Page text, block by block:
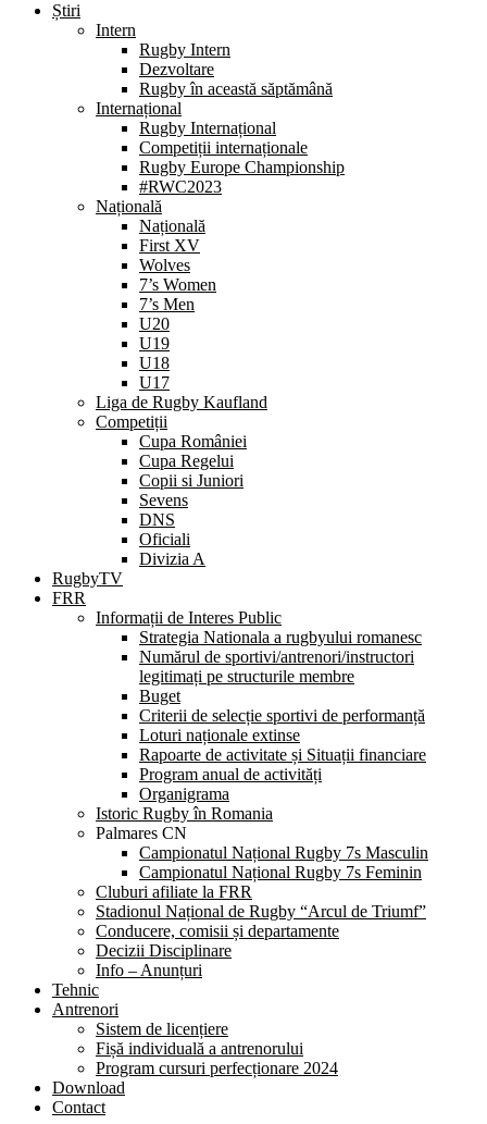
Știri
Intern
Rugby Intern
Dezvoltare
Rugby în această săptămână
Internațional
Rugby Internațional
Competiții internaționale
Rugby Europe Championship
#RWC2023
Națională
Națională
First XV
Wolves
7’s Women
7’s Men
U20
U19
U18
U17
Liga de Rugby Kaufland
Competiții
Cupa României
Cupa Regelui
Copii si Juniori
Sevens
DNS
Oficiali
Divizia A
RugbyTV
FRR
Informații de Interes Public
Strategia Nationala a rugbyului romanesc
Numărul de sportivi/antrenori/instructori
legitimați pe structurile membre
Buget
Criterii de selecție sportivi de performanță
Loturi naționale extinse
Rapoarte de activitate și Situații financiare
Program anual de activități
Organigrama
Istoric Rugby în Romania
Palmares CN
Campionatul Național Rugby 7s Masculin
Campionatul Național Rugby 7s Feminin
Cluburi afiliate la FRR
Stadionul Național de Rugby “Arcul de Triumf”
Conducere, comisii și departamente
Decizii Disciplinare
Info – Anunțuri
Tehnic
Antrenori
Sistem de licențiere
Fișă individuală a antrenorului
Program cursuri perfecționare 2024
Download
Contact